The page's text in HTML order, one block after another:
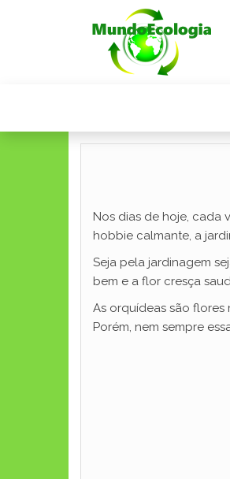
Nos dias de hoje, cada
hobbie calmante, a
Seja pela jardinagem
bem e a flor cresça
As orquídeas são
Porém, nem sempre